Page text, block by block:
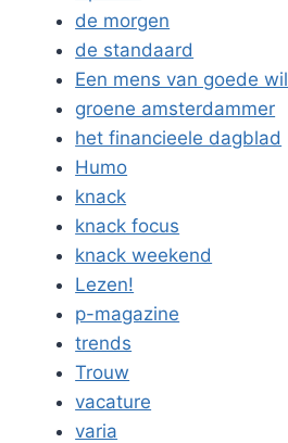
de morgen
de standaard
Een mens van goede wil
groene amsterdammer
het financieele dagblad
Humo
knack
knack focus
knack weekend
Lezen!
p-magazine
trends
Trouw
vacature
varia